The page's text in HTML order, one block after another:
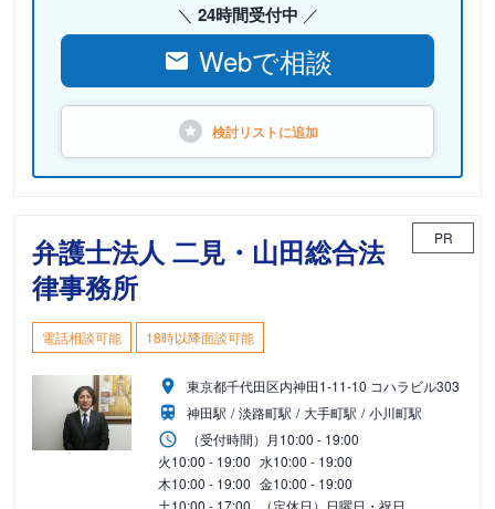
24時間受付中
Webで相談
検討リストに追加
弁護士法人 二見・山田総合法
律事務所
PR
電話相談可能 18時以降面談可能
東京都千代田区内神田1-11-10 コハラビル303
神田駅
淡路町駅 大手町駅
小川町駅
（受付時間） 月10:00 - 19:00
火10:00 - 19:00 水10:00 - 19:00
木10:00 - 19:00 金10:00 - 19:00
土10:00 - 17:00 （定休日）日曜日・祝日